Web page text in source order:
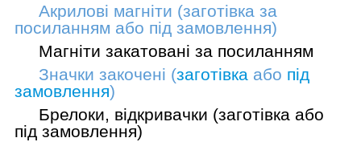
Акрилові магніти (заготівка за
посиланням або під замовлення)
Магніти закатовані за посиланням
Значки закочені (заготівка або під
замовлення)
Брелоки, відкривачки (заготівка або
під замовлення)